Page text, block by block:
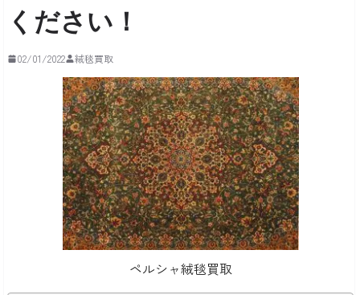
ください！
02/01/2022 絨毯買取
ペルシャ絨毯買取